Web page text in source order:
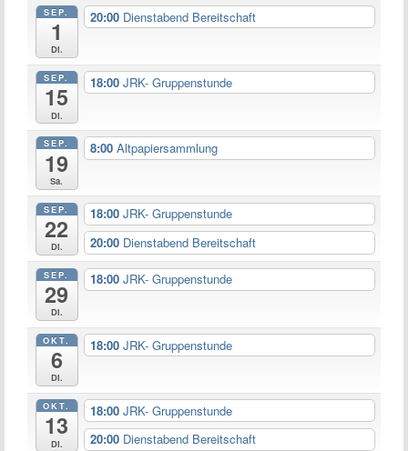
SEP.
1
Di.
20:00 Dienstabend Bereitschaft
SEP.
15
Di.
18:00 JRK- Gruppenstunde
SEP.
19
Sa.
8:00 Altpapiersammlung
SEP.
22
Di.
18:00 JRK- Gruppenstunde
20:00 Dienstabend Bereitschaft
SEP.
29
Di.
18:00 JRK- Gruppenstunde
OKT.
6
Di.
18:00 JRK- Gruppenstunde
OKT.
13
Di.
18:00 JRK- Gruppenstunde
20:00 Dienstabend Bereitschaft